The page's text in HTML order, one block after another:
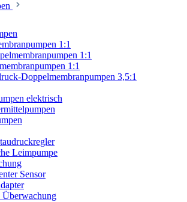
1:1
1:1
1:1
Doppelmembranpumpen 3,5:1
elektrisch
Leimpumpe
Sensor